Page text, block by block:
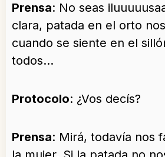
Prensa: No seas
clara, patada en el orto
cuando se siente en el
todos…
Protocolo: ¿Vos decís?
Prensa: Mirá, todavía nos